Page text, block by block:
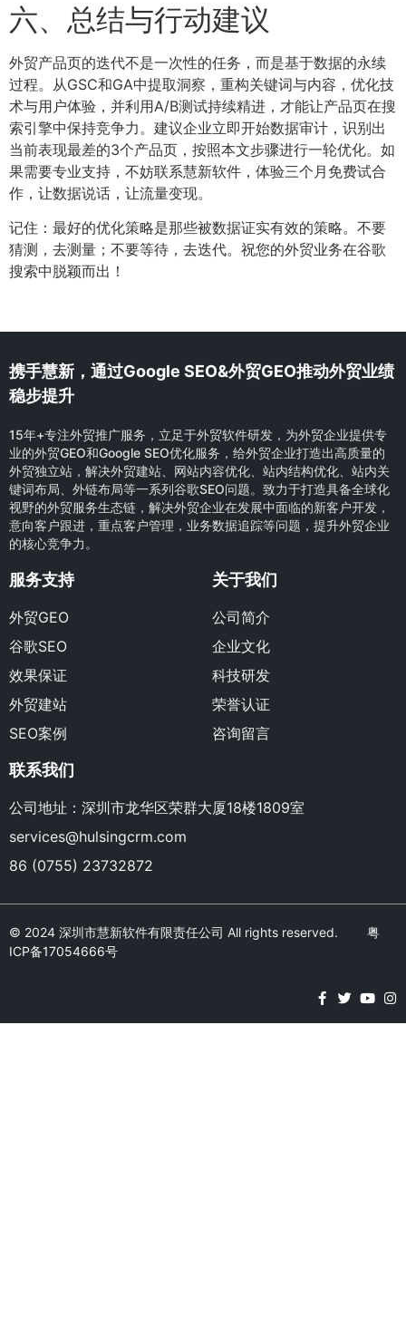
六、总结与行动建议
外贸产品页的迭代不是一次性的任务，而是基于数据的永续
过程。从GSC和GA中提取洞察，重构关键词与内容，优化技
术与用户体验，并利用A/B测试持续精进，才能让产品页在搜
索引擎中保持竞争力。建议企业立即开始数据审计，识别出
当前表现最差的3个产品页，按照本文步骤进行一轮优化。如
果需要专业支持，不妨联系慧新软件，体验三个月免费试合
作，让数据说话，让流量变现。
记住：最好的优化策略是那些被数据证实有效的策略。不要
猜测，去测量；不要等待，去迭代。祝您的外贸业务在谷歌
搜索中脱颖而出！
携手慧新，通过Google SEO&外贸GEO推动外贸业绩
稳步提升
15年+专注外贸推广服务，立足于外贸软件研发，为外贸企业提供专
业的外贸GEO和Google SEO优化服务，给外贸企业打造出高质量的
外贸独立站，解决外贸建站、网站内容优化、站内结构优化、站内关
键词布局、外链布局等一系列谷歌SEO问题。致力于打造具备全球化
视野的外贸服务生态链，解决外贸企业在发展中面临的新客户开发，
意向客户跟进，重点客户管理，业务数据追踪等问题，提升外贸企业
的核心竞争力。
服务支持
外贸GEO
谷歌SEO
效果保证
外贸建站
SEO案例
关于我们
公司简介
企业文化
科技研发
荣誉认证
咨询留言
联系我们
公司地址：深圳市龙华区荣群大厦18楼1809室
services@hulsingcrm.com
86 (0755) 23732872
© 2024 深圳市慧新软件有限责任公司 All rights reserved. 粤
ICP备17054666号